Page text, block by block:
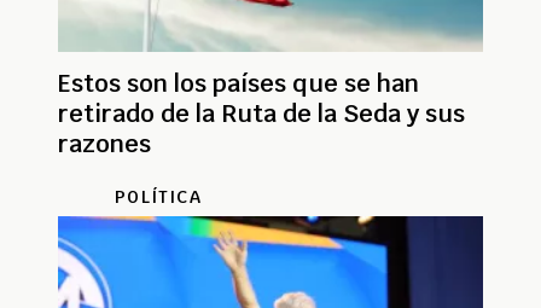
Estos son los países que se han
retirado de la Ruta de la Seda y sus
razones
POLÍTICA